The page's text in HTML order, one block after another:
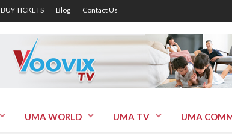
BUY TICKETS Blog Contact Us
UMA WORLD UMA TV UMA